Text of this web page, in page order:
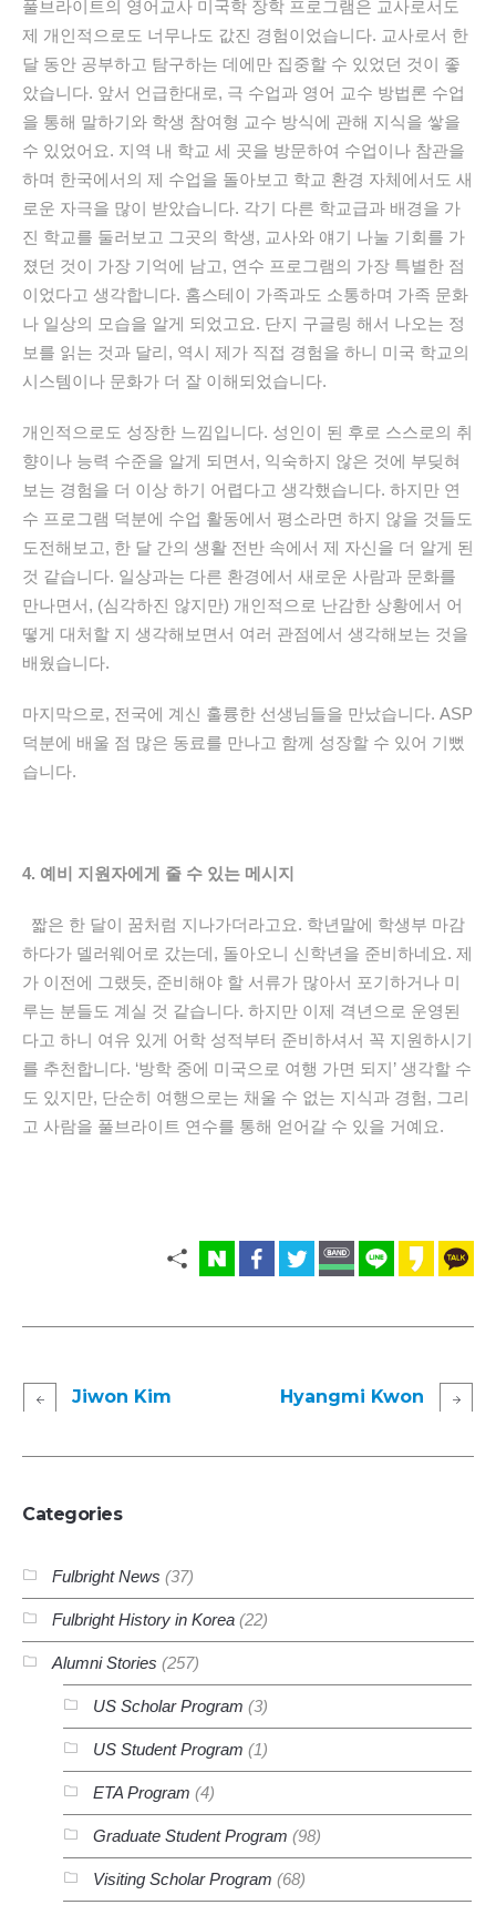
풀브라이트의 영어교사 미국학 장학 프로그램은 교사로서도
제 개인적으로도 너무나도 값진 경험이었습니다. 교사로서 한
달 동안 공부하고 탐구하는 데에만 집중할 수 있었던 것이 좋
았습니다. 앞서 언급한대로, 극 수업과 영어 교수 방법론 수업
을 통해 말하기와 학생 참여형 교수 방식에 관해 지식을 쌓을
수 있었어요. 지역 내 학교 세 곳을 방문하여 수업이나 참관을
하며 한국에서의 제 수업을 돌아보고 학교 환경 자체에서도 새
로운 자극을 많이 받았습니다. 각기 다른 학교급과 배경을 가
진 학교를 둘러보고 그곳의 학생, 교사와 얘기 나눌 기회를 가
졌던 것이 가장 기억에 남고, 연수 프로그램의 가장 특별한 점
이었다고 생각합니다. 홈스테이 가족과도 소통하며 가족 문화
나 일상의 모습을 알게 되었고요. 단지 구글링 해서 나오는 정
보를 읽는 것과 달리, 역시 제가 직접 경험을 하니 미국 학교의
시스템이나 문화가 더 잘 이해되었습니다.
개인적으로도 성장한 느낌입니다. 성인이 된 후로 스스로의 취
향이나 능력 수준을 알게 되면서, 익숙하지 않은 것에 부딪혀
보는 경험을 더 이상 하기 어렵다고 생각했습니다. 하지만 연
수 프로그램 덕분에 수업 활동에서 평소라면 하지 않을 것들도
도전해보고, 한 달 간의 생활 전반 속에서 제 자신을 더 알게 된
것 같습니다. 일상과는 다른 환경에서 새로운 사람과 문화를
만나면서, (심각하진 않지만) 개인적으로 난감한 상황에서 어
떻게 대처할 지 생각해보면서 여러 관점에서 생각해보는 것을
배웠습니다.
마지막으로, 전국에 계신 훌륭한 선생님들을 만났습니다. ASP
덕분에 배울 점 많은 동료를 만나고 함께 성장할 수 있어 기뻤
습니다.
4. 예비 지원자에게 줄 수 있는 메시지
짧은 한 달이 꿈처럼 지나가더라고요. 학년말에 학생부 마감
하다가 델러웨어로 갔는데, 돌아오니 신학년을 준비하네요. 제
가 이전에 그랬듯, 준비해야 할 서류가 많아서 포기하거나 미
루는 분들도 계실 것 같습니다. 하지만 이제 격년으로 운영된
다고 하니 여유 있게 어학 성적부터 준비하셔서 꼭 지원하시기
를 추천합니다. ‘방학 중에 미국으로 여행 가면 되지’생각할 수
도 있지만, 단순히 여행으로는 채울 수 없는 지식과 경험, 그리
고 사람을 풀브라이트 연수를 통해 얻어갈 수 있을 거예요.
Jiwon Kim Hyangmi Kwon
Categories
Fulbright News (37)
Fulbright History in Korea (22)
Alumni Stories (257)
US Scholar Program (3)
US Student Program (1)
ETA Program (4)
Graduate Student Program (98)
Visiting Scholar Program (68)